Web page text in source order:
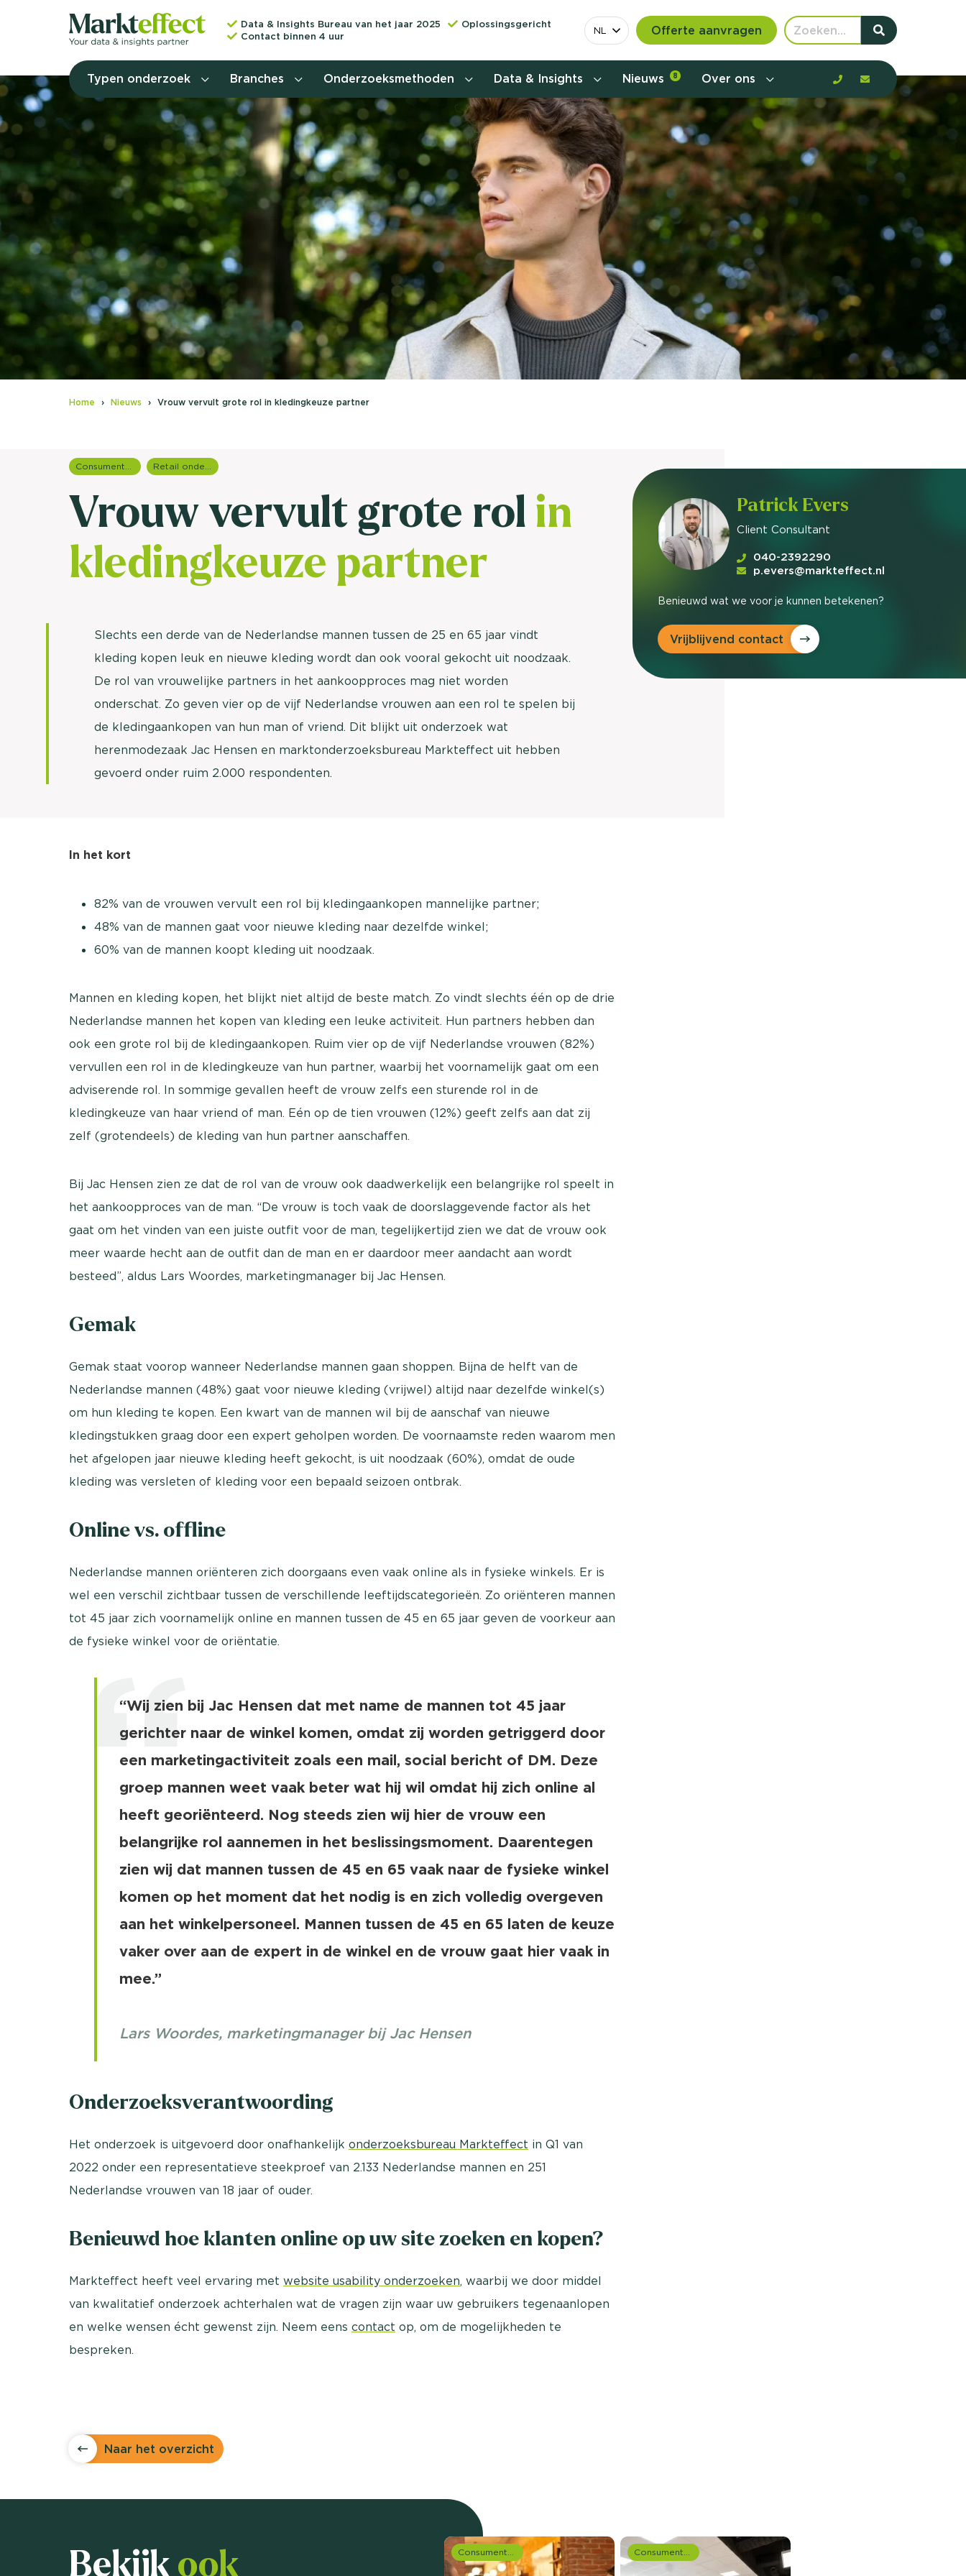
Data & Insights Bureau van het jaar 2025
Oplossingsgericht
Contact binnen 4 uur
NL Offerte aanvragen
Typen onderzoek
Behoefteonderzoek
Customer journey onderzoek
Customer value proposition
Doelgroeponderzoek
Naamsbekendheidonderzoek
Nationaal Studiekeuze
Onderzoek (NSKO)
Usage & attitude onderzoek
UX-onderzoek
Relevantere communicatie en aanbod door de
customer journey, de barrières en gedrag in kaart te
brengen. Benieuwd hoe?
Stefan Klomp
Client Consultant
Branches Onderzoeksmethoden Data & Insights Nieuws 8 Over ons
Home Nieuws Vrouw vervult grote rol in kledingkeuze partner
Consumentenonderzoek Retail onderzoek
Vrouw vervult grote rolin
kledingkeuze partner
Slechts een derde van de Nederlandse mannen tussen de 25 en 65 jaar vindt
kleding kopen leuk en nieuwe kleding wordt dan ook vooral gekocht uit noodzaak.
De rol van vrouwelijke partners in het aankoopproces mag niet worden
onderschat. Zo geven vier op de vijf Nederlandse vrouwen aan een rol te spelen bij
de kledingaankopen van hun man of vriend. Dit blijkt uit onderzoek wat
herenmodezaak Jac Hensen en marktonderzoeksbureau Markteffect uit hebben
gevoerd onder ruim 2.000 respondenten.
In het kort
82% van de vrouwen vervult een rol bij kledingaankopen mannelijke partner;
48% van de mannen gaat voor nieuwe kleding naar dezelfde winkel;
60% van de mannen koopt kleding uit noodzaak.
Mannen en kleding kopen, het blijkt niet altijd de beste match. Zo vindt slechts één op de drie
Nederlandse mannen het kopen van kleding een leuke activiteit. Hun partners hebben dan
ook een grote rol bij de kledingaankopen. Ruim vier op de vijf Nederlandse vrouwen (82%)
vervullen een rol in de kledingkeuze van hun partner, waarbij het voornamelijk gaat om een
adviserende rol. In sommige gevallen heeft de vrouw zelfs een sturende rol in de
kledingkeuze van haar vriend of man. Eén op de tien vrouwen (12%) geeft zelfs aan dat zij
zelf (grotendeels) de kleding van hun partner aanschaffen.
Bij Jac Hensen zien ze dat de rol van de vrouw ook daadwerkelijk een belangrijke rol speelt in
het aankoopproces van de man. “De vrouw is toch vaak de doorslaggevende factor als het
gaat om het vinden van een juiste outfit voor de man, tegelijkertijd zien we dat de vrouw ook
meer waarde hecht aan de outfit dan de man en er daardoor meer aandacht aan wordt
besteed”, aldus Lars Woordes, marketingmanager bij Jac Hensen.
Gemak
Gemak staat voorop wanneer Nederlandse mannen gaan shoppen. Bijna de helft van de
Nederlandse mannen (48%) gaat voor nieuwe kleding (vrijwel) altijd naar dezelfde winkel(s)
om hun kleding te kopen. Een kwart van de mannen wil bij de aanschaf van nieuwe
kledingstukken graag door een expert geholpen worden. De voornaamste reden waarom men
het afgelopen jaar nieuwe kleding heeft gekocht, is uit noodzaak (60%), omdat de oude
kleding was versleten of kleding voor een bepaald seizoen ontbrak.
Online vs. offline
Nederlandse mannen oriënteren zich doorgaans even vaak online als in fysieke winkels. Er is
wel een verschil zichtbaar tussen de verschillende leeftijdscategorieën. Zo oriënteren mannen
tot 45 jaar zich voornamelijk online en mannen tussen de 45 en 65 jaar geven de voorkeur aan
de fysieke winkel voor de oriëntatie.
“Wij zien bij Jac Hensen dat met name de mannen tot 45 jaar
gerichter naar de winkel komen, omdat zij worden getriggerd door
een marketingactiviteit zoals een mail, social bericht of DM. Deze
groep mannen weet vaak beter wat hij wil omdat hij zich online al
heeft georiënteerd. Nog steeds zien wij hier de vrouw een
belangrijke rol aannemen in het beslissingsmoment. Daarentegen
zien wij dat mannen tussen de 45 en 65 vaak naar de fysieke winkel
komen op het moment dat het nodig is en zich volledig overgeven
aan het winkelpersoneel. Mannen tussen de 45 en 65 laten de keuze
vaker over aan de expert in de winkel en de vrouw gaat hier vaak in
mee.”
Lars Woordes, marketingmanager bij Jac Hensen
Onderzoeksverantwoording
Het onderzoek is uitgevoerd door onafhankelijk onderzoeksbureau Markteffect in Q1 van
2022 onder een representatieve steekproef van 2.133 Nederlandse mannen en 251
Nederlandse vrouwen van 18 jaar of ouder.
Benieuwd hoe klanten online op uw site zoeken en kopen?
Markteffect heeft veel ervaring met website usability onderzoeken, waarbij we door middel
van kwalitatief onderzoek achterhalen wat de vragen zijn waar uw gebruikers tegenaanlopen
en welke wensen écht gewenst zijn. Neem eens contact op, om de mogelijkheden te
bespreken.
Naar het overzicht
Bekijkook Consumentenonderzoek Consumentenonderzoek
Patrick Evers
Client Consultant
040-2392290
p.evers@markteffect.nl
Benieuwd wat we voor je kunnen betekenen?
Vrijblijvend contact